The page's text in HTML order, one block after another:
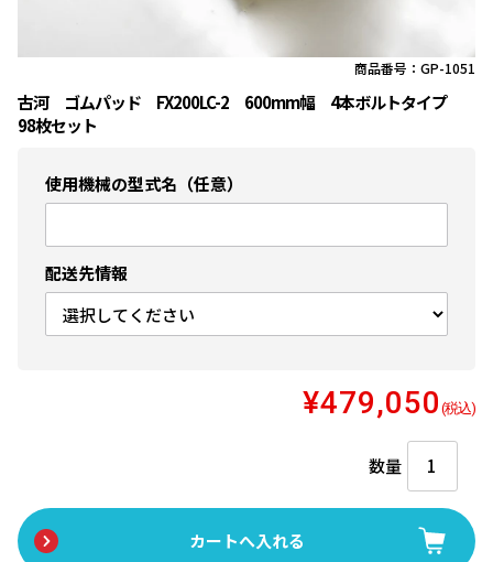
商品番号：GP-1051
古河 ゴムパッド FX200LC-2 600mm幅 4本ボルトタイプ
98枚セット
使用機械の型式名（任意）
配送先情報
¥479,050 (税込)
数量